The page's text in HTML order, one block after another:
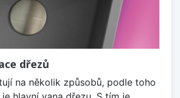
dřezů
na několik způsobů, podle toho